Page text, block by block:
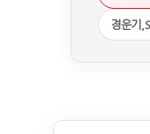
경운기